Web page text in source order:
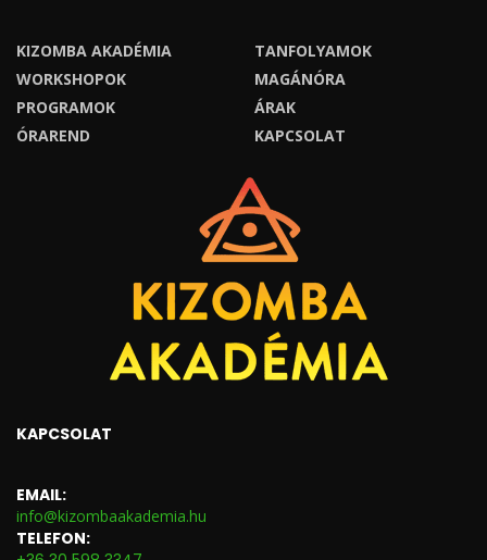
KIZOMBA AKADÉMIA
TANFOLYAMOK
WORKSHOPOK
MAGÁNÓRA
PROGRAMOK
ÁRAK
ÓRAREND
KAPCSOLAT
KAPCSOLAT
EMAIL:
info@kizombaakademia.hu
TELEFON: